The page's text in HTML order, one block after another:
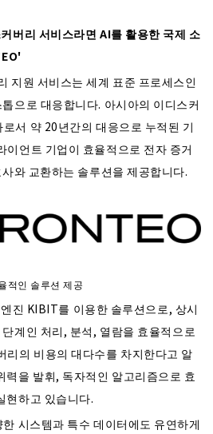
버리 서비스라면 AI를 활용한 국제 소
지원 서비스는 세계 표준 프로세스인
으로 대응합니다. 아시아의 이디스커
서 약 20년간의 대응으로 누적된 기
이언트 기업이 효율적으로 전자 증거
와 교환하는 솔루션을 제공합니다.
적인 솔루션 제공
진 KIBIT를 이용한 솔루션으로, 상시
계인 처리, 분석, 열람을 효율적으로
리의 비용의 대다수를 차지한다고 알
력을 발휘, 독자적인 알고리즘으로 효
현하고 있습니다.
시스템과 특수 데이터에도 유연하게